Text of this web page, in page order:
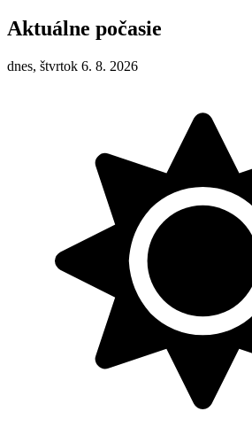
Aktuálne počasie
dnes, štvrtok 6. 8. 2026